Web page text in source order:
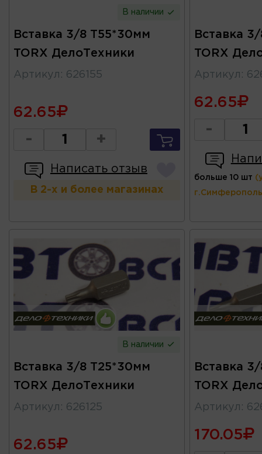
В наличии
Вставка 3/8 T55*30мм
TORX ДелоТехники
Артикул : 626155
62.65
- +
Написать отзыв
В 2-х и более магазинах
Вставка
TORX
Артикул :
62.65
-
больше 10 шт
В наличии
Вставка 3/8 T25*30мм
TORX ДелоТехники
Артикул : 626125
62.65
Вставка
TORX
Артикул :
170.05